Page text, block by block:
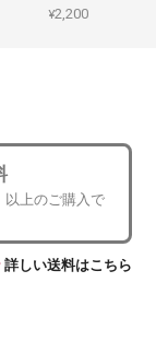
¥2,200
以上のご購入で
詳しい送料はこちら